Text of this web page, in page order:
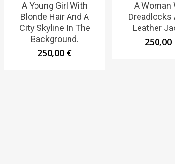
A Young Girl With
Blonde Hair And A
City Skyline In The
Background.
250,00 €
A Woman
Dreadlocks
Leather
250,00